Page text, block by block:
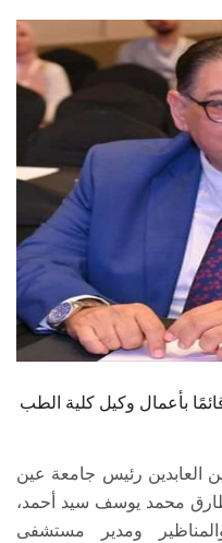
الطلاب
هيئة التدريس
الدراسات العليا
الخريجين
الموظفون
الزائـرون
بأعمال وكيل كلية الطب
العابدين رئيس جامعة عين
طارق محمد يوسف سيد أحمد،
ومدير مستشفى